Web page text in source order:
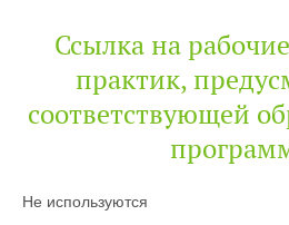
Ссылка на
практик,
соответствующей
Не используются